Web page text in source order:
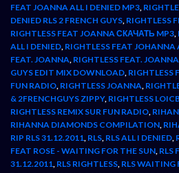
FEAT JOANNA ALL I DENIED MP3
DENIED RLS 2 FRENCH GUYS RIGHTLESS
RIGHTLESS FEAT JOANNA СКАЧАТЬ MP3
ALL I DENIED RIGHTLESS FEAT JOHANNA
FEAT. JOANNA RIGHTLESS FEAT.
GUYS EDIT MIX DOWNLOAD RIGHTLESS
FUN RADIO RIGHTLESS JOANNA
& 2FRENCHGUYS ZIPPY, RIGHTLESS
RIGHTLESS REMIX SUR FUN RADIO
RIHANNA DIAMONDS COMPILATION
RIP RLS 31.12.2011 RLS RLS ALL I DENIED
FEAT ROSE - WAITING FOR THE SUN RLS
31.12.2011 RLS RIGHTLESS RLS WAITING